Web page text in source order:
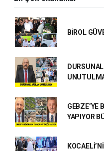
BİROL
GEBZE’YE
YAPIYOR